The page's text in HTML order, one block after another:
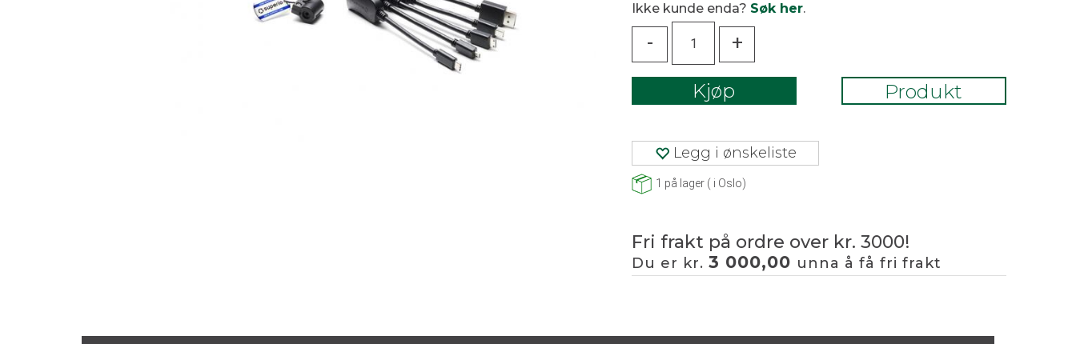
Ikke kunde enda? Søk her.
- +
Kjøp Produkt
Legg i ønskeliste
1 på lager ( i Oslo)
Fri frakt på ordre over kr. 3000!
Du er kr. 3 000,00 unna å få fri frakt